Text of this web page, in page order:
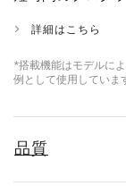
詳細はこちら
*搭載機能はモデルに
例として使用していま
品質